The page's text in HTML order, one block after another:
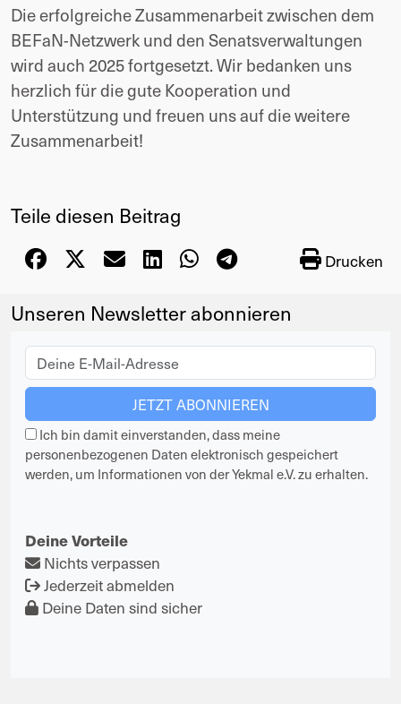
Die erfolgreiche Zusammenarbeit zwischen dem
BEFaN-Netzwerk und den Senatsverwaltungen
wird auch 2025 fortgesetzt. Wir bedanken uns
herzlich für die gute Kooperation und
Unterstützung und freuen uns auf die weitere
Zusammenarbeit!
Teile diesen Beitrag
Drucken
Unseren Newsletter abonnieren
Ich bin damit einverstanden, dass meine
personenbezogenen Daten elektronisch gespeichert
werden, um Informationen von der Yekmal e.V. zu erhalten.
Deine Vorteile
Nichts verpassen
Jederzeit abmelden
Deine Daten sind sicher